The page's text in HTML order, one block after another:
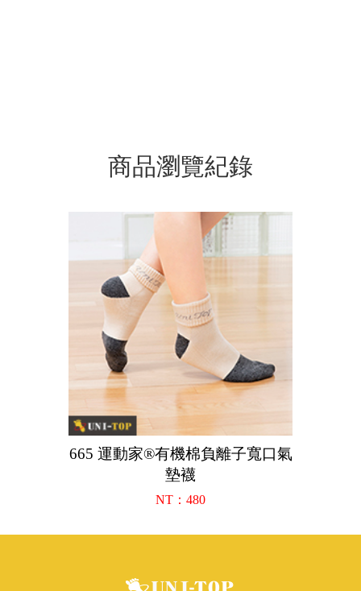
商品瀏覽紀錄
665 運動家®有機棉負離子寬口氣
墊襪
NT：480